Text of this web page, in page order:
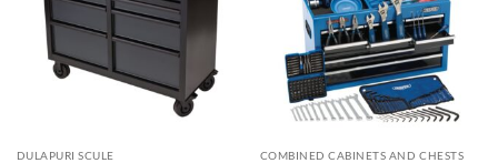
DULAPURI SCULE COMBINED CABINETS AND CHESTS